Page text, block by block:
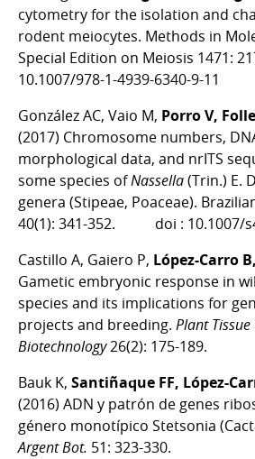
cytometry for the isolation and
rodent meiocytes. Methods in
Special Edition on Meiosis
10.1007/978-1-4939-6340-9-11
González AC, Vaio M, Porro V,
(2017) Chromosome numbers,
morphological data, and nrITS
some species ofNassella(Trin.) E.
genera (Stipeae, Poaceae).
40(1): 341-352. doi : 10.1007/
Castillo A, Gaiero P, López-Carro B,
Gametic embryonic response in
species and its implications for
projects and breeding. Plant
Biotechnology26(2): 175-189.
Bauk K, Santiñaque FF, López-
(2016) ADN y patrón de genes
género monotípico Stetsonia
Argent Bot. 51: 323-330.